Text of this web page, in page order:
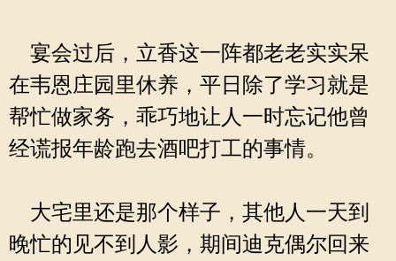
宴会过后，立香这一阵都老老实实呆
在韦恩庄园里休养，平日除了学习就是
帮忙做家务，乖巧地让人一时忘记他曾
经谎报年龄跑去酒吧打工的事情。
大宅里还是那个样子，其他人一天到
晚忙的见不到人影，期间迪克偶尔回来